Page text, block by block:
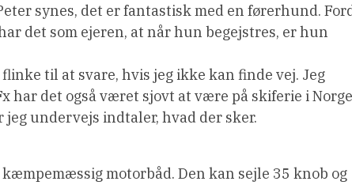
synes, det er fantastisk med en førerhund.
det som ejeren, at når hun begejstres, er hun
til at svare, hvis jeg ikke kan finde vej. Jeg
har det også været sjovt at være på skiferie i
undervejs indtaler, hvad der sker.
motorbåd. Den kan sejle 35 knob og